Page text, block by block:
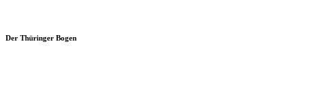
Der Thüringer Bogen